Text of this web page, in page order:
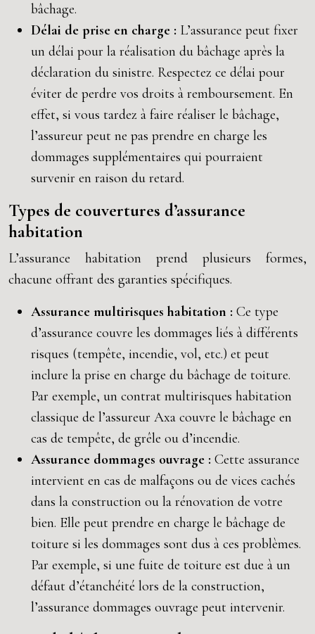
bâchage.
Délai de prise en charge : L’assurance peut fixer
un délai pour la réalisation du bâchage après la
déclaration du sinistre. Respectez ce délai pour
éviter de perdre vos droits à remboursement. En
effet, si vous tardez à faire réaliser le bâchage,
l’assureur peut ne pas prendre en charge les
dommages supplémentaires qui pourraient
survenir en raison du retard.
Types de couvertures d’assurance
habitation
L’assurance habitation prend plusieurs formes,
chacune offrant des garanties spécifiques.
Assurance multirisques habitation : Ce type
d’assurance couvre les dommages liés à différents
risques (tempête, incendie, vol, etc.) et peut
inclure la prise en charge du bâchage de toiture.
Par exemple, un contrat multirisques habitation
classique de l’assureur Axa couvre le bâchage en
cas de tempête, de grêle ou d’incendie.
Assurance dommages ouvrage : Cette assurance
intervient en cas de malfaçons ou de vices cachés
dans la construction ou la rénovation de votre
bien. Elle peut prendre en charge le bâchage de
toiture si les dommages sont dus à ces problèmes.
Par exemple, si une fuite de toiture est due à un
défaut d’étanchéité lors de la construction,
l’assurance dommages ouvrage peut intervenir.